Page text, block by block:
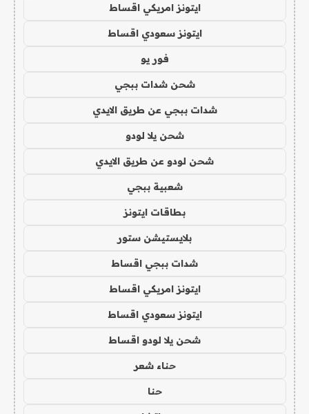
ايتونز امريكي اقساط
ايتونز سعودي اقساط
فور يو
شحن شدات ببجي
شدات ببجي عن طريق الايدي
شحن يلا لودو
شحن لودو عن طريق الايدي
شعبية ببجي
بطاقات ايتونز
بلايستيشن ستور
شدات ببجي اقساط
ايتونز امريكي اقساط
ايتونز سعودي اقساط
شحن يلا لودو اقساط
حناء شعر
حنا